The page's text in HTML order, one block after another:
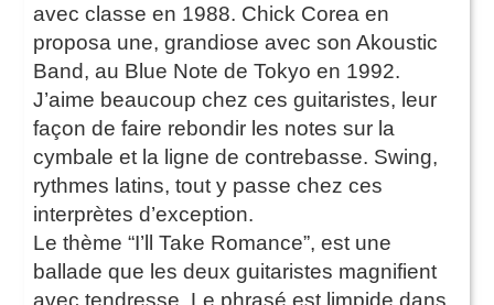
avec classe en 1988. Chick Corea en
proposa une, grandiose avec son Akoustic
Band, au Blue Note de Tokyo en 1992.
J’aime beaucoup chez ces guitaristes, leur
façon de faire rebondir les notes sur la
cymbale et la ligne de contrebasse. Swing,
rythmes latins, tout y passe chez ces
interprètes d’exception.
Le thème “I’ll Take Romance”, est une
ballade que les deux guitaristes magnifient
avec tendresse. Le phrasé est limpide dans